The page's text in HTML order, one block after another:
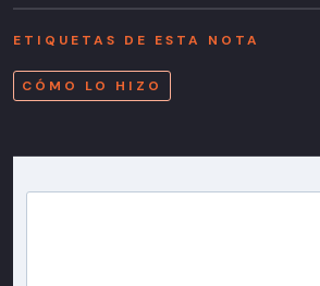
ETIQUETAS DE ESTA NOTA
CÓMO LO HIZO